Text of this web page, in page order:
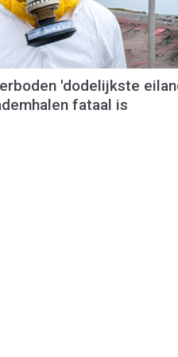
'dodelijkste
fataal is